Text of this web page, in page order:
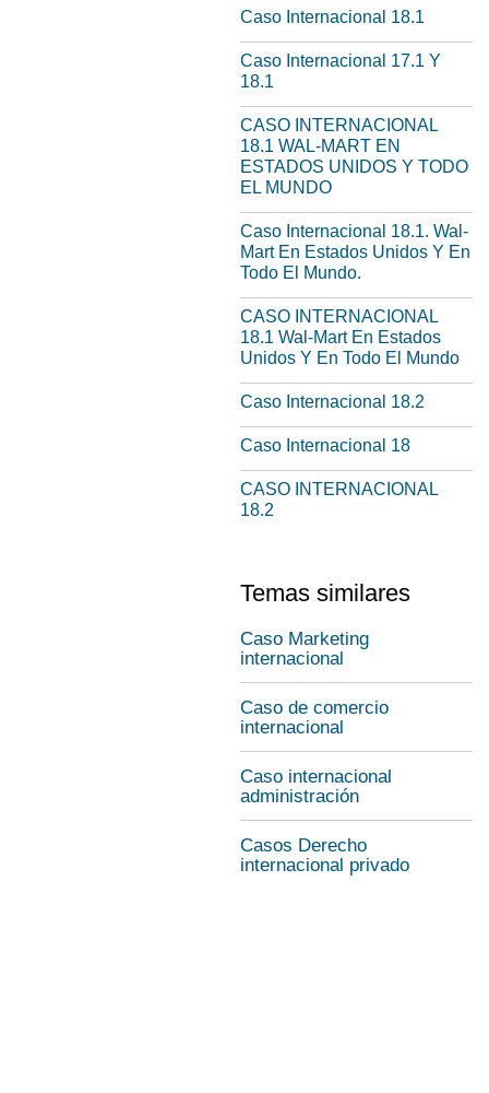
Caso Internacional 18.1
Caso Internacional 17.1 Y
18.1
CASO INTERNACIONAL
18.1 WAL-MART EN
ESTADOS UNIDOS Y TODO
EL MUNDO
Caso Internacional 18.1. Wal-
Mart En Estados Unidos Y En
Todo El Mundo.
CASO INTERNACIONAL
18.1 Wal-Mart En Estados
Unidos Y En Todo El Mundo
Caso Internacional 18.2
Caso Internacional 18
CASO INTERNACIONAL
18.2
Temas similares
Caso Marketing
internacional
Caso de comercio
internacional
Caso internacional
administración
Casos Derecho
internacional privado